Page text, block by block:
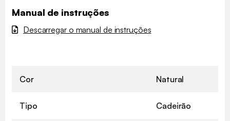
Manual de instruções
Descarregar o manual de instruções
Cor Natural
Tipo Cadeirão